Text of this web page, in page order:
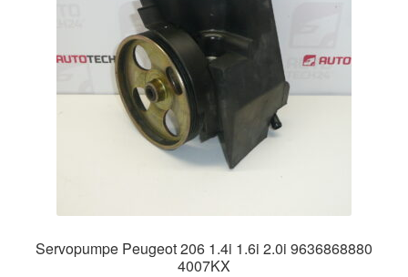
Servopumpe Peugeot 206 1.4i 1.6i 2.0i 9636868880
4007KX